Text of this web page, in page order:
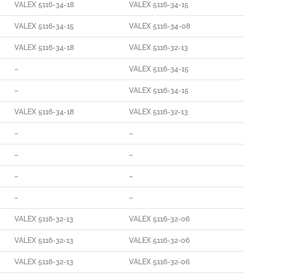
VALEX 5116-34-18 VALEX 5116-34-15
VALEX 5116-34-15 VALEX 5116-34-08
VALEX 5116-34-18 VALEX 5116-32-13
– VALEX 5116-34-15
– VALEX 5116-34-15
VALEX 5116-34-18 VALEX 5116-32-13
– –
– –
– –
– –
VALEX 5116-32-13 VALEX 5116-32-06
VALEX 5116-32-13 VALEX 5116-32-06
VALEX 5116-32-13 VALEX 5116-32-06